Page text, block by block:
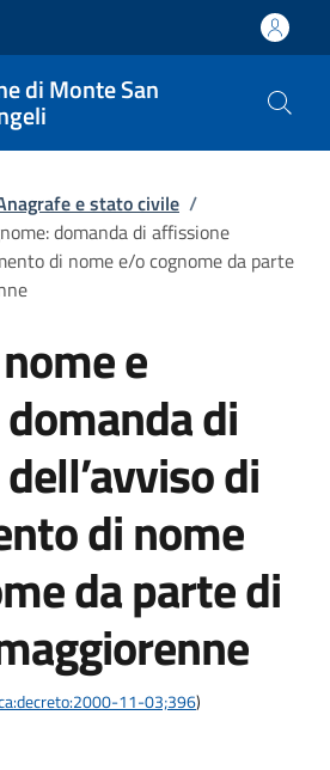
di Monte San
e stato civile /
domanda di affissione
di nome e/o cognome da parte
e
di
di
di nome
da parte di
11-03;396)